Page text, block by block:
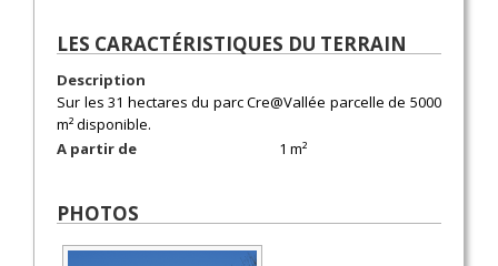
LES CARACTÉRISTIQUES DU TERRAIN
Description
Sur les 31 hectares du parc Cre@Vallée parcelle de 5000
m² disponible.
A partir de
1 m²
PHOTOS